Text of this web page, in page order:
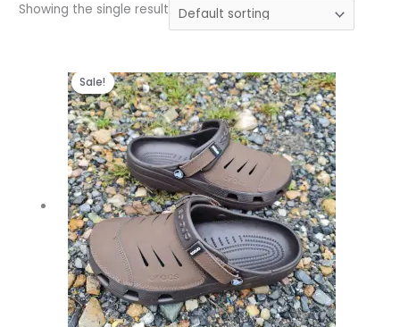
Showing the single result
Sale!
price
was:
د.م. 249,99.
price
is:
د.م. 159,99.